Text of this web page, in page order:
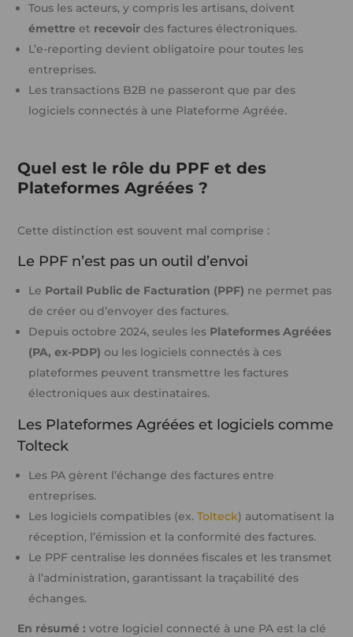
Tous les acteurs, y compris les artisans, doivent
émettre et recevoir des factures électroniques.
L’e-reporting devient obligatoire pour toutes les
entreprises.
Les transactions B2B ne passeront que par des
logiciels connectés à une Plateforme Agréée.
Quel est le rôle du PPF et des
Plateformes Agréées ?
Cette distinction est souvent mal comprise :
Le PPF n’est pas un outil d’envoi
Le Portail Public de Facturation (PPF) ne permet pas
de créer ou d’envoyer des factures.
Depuis octobre 2024, seules les Plateformes Agréées
(PA, ex-PDP) ou les logiciels connectés à ces
plateformes peuvent transmettre les factures
électroniques aux destinataires.
Les Plateformes Agréées et logiciels comme
Tolteck
Les PA gèrent l’échange des factures entre
entreprises.
Les logiciels compatibles (ex.Tolteck) automatisent la
réception, l’émission et la conformité des factures.
Le PPF centralise les données fiscales et les transmet
à l’administration, garantissant la traçabilité des
échanges.
En résumé : votre logiciel connecté à une PA est la clé